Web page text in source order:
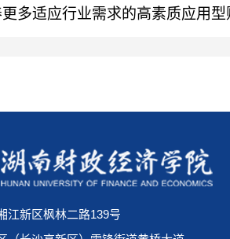
多适应行业需求的高素质应用
江新区枫林二路139号